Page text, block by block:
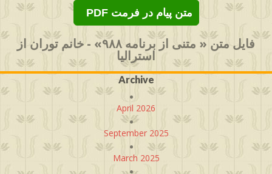
PDF متن پیام در فرمت
فایل متن « متنی از برنامه ۹۸۸» - خانم توران از
استرالیا
Archive
April 2026
September 2025
March 2025